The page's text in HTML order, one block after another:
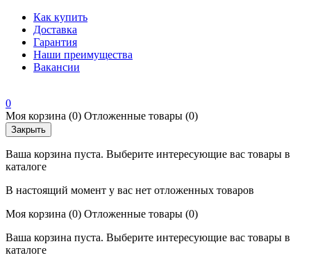
Как купить
Доставка
Гарантия
Наши преимущества
Вакансии
0
Моя корзина (0) Отложенные товары (0)
Закрыть
Ваша корзина пуста. Выберите интересующие вас товары в
каталоге
В настоящий момент у вас нет отложенных товаров
Моя корзина (0) Отложенные товары (0)
Ваша корзина пуста. Выберите интересующие вас товары в
каталоге